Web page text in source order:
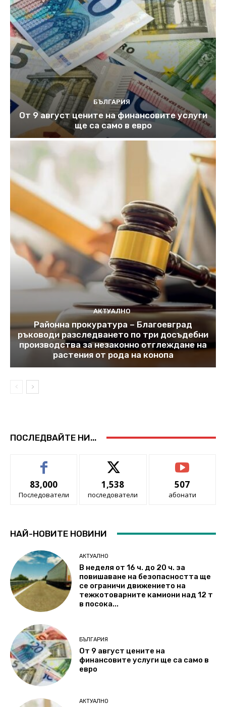
БЪЛГАРИЯ
От 9 август цените на финансовите услуги
ще са само в евро
АКТУАЛНО
Районна прокуратура – Благоевград
ръководи разследването по три досъдебни
производства за незаконно отглеждане на
растения от рода на конопа
ПОСЛЕДВАЙТЕ НИ...
83,000
Последователи
1,538
последователи
507
абонати
НАЙ-НОВИТЕ НОВИНИ
АКТУАЛНО
В неделя от 16 ч. до 20 ч. за
повишаване на безопасността ще
се ограничи движението на
тежкотоварните камиони над 12 т
в посока...
БЪЛГАРИЯ
От 9 август цените на
финансовите услуги ще са само в
евро
АКТУАЛНО